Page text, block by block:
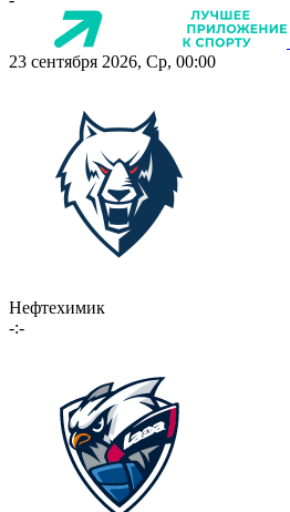
23 сентября 2026, Ср, 00:00
Нефтехимик
-:-